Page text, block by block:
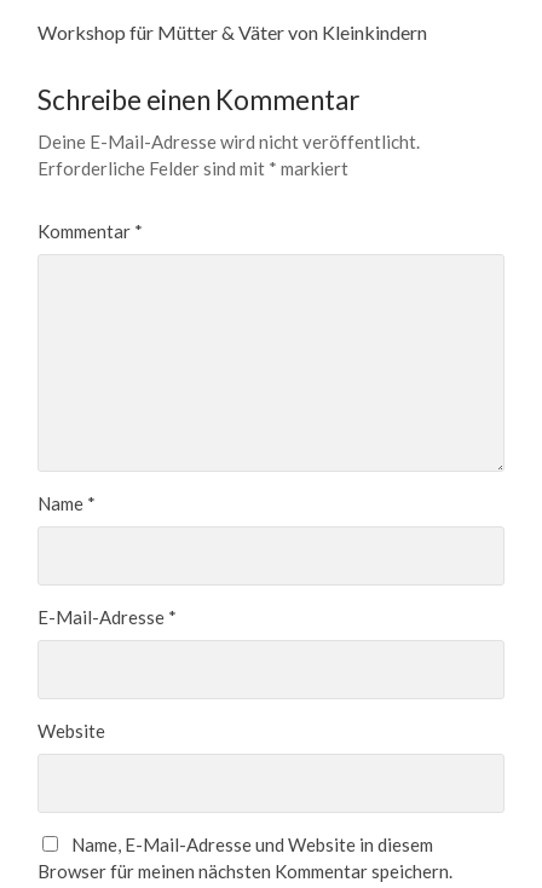
Workshop für Mütter & Väter von Kleinkindern
Schreibe einen Kommentar
Deine E-Mail-Adresse wird nicht veröffentlicht.
Erforderliche Felder sind mit * markiert
Kommentar *
Name *
E-Mail-Adresse *
Website
Name, E-Mail-Adresse und Website in diesem
Browser für meinen nächsten Kommentar speichern.